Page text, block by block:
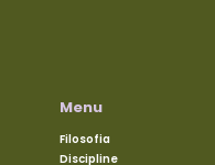
Menu
Filosofia
Discipline